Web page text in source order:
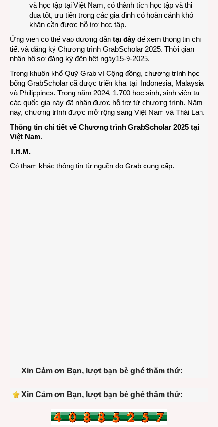
và học tập tại Việt Nam, có thành tích học tập và thi
đua tốt, ưu tiên trong các gia đình có hoàn cảnh khó
khăn cần được hỗ trợ học tập.
Ứng viên có thể vào đường dẫn tại đâyđể xem thông tin chi
tiết và đăng ký Chương trình GrabScholar 2025. Thời gian
nhận hồ sơ đăng ký đến hết ngày15-9-2025.
Trong khuôn khổ Quỹ Grab vì Cộng đồng, chương trình học
bổng GrabScholar đã được triển khai tại Indonesia, Malaysia
và Philippines. Trong năm 2024, 1.700 học sinh, sinh viên tại
các quốc gia này đã nhận được hỗ trợ từ chương trình. Năm
nay, chương trình được mở rộng sang Việt Nam và Thái Lan.
Thông tin chi tiết về Chương trình GrabScholar 2025 tại
Việt Nam.
T.H.M.
Có tham khảo thông tin từ nguồn do Grab cung cấp.
Xin Cảm ơn Bạn, lượt bạn bè ghé thăm thứ:
Xin Cảm ơn Bạn, lượt bạn bè ghé thăm thứ: